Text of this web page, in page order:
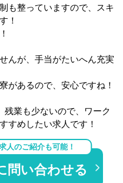
も整っていますので、スキ
！
んが、手当がたいへん充実
があるので、安心ですね！
残業も少ないので、ワーク
すめしたい求人です！
人のご紹介も可能！
問い合わせる